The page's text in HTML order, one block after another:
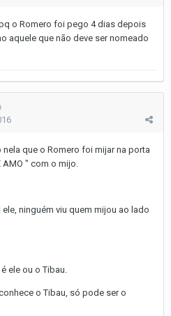
o Romero foi pego 4 dias depois
aquele que não deve ser nomeado
que o Romero foi mijar na porta
" com o mijo.
ninguém viu quem mijou ao lado
ele ou o Tibau.
o Tibau, só pode ser o